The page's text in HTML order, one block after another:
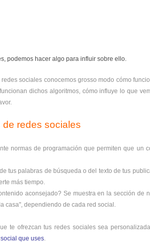
podemos hacer algo para influir sobre ello.
sociales conocemos grosso modo cómo
dichos algoritmos, cómo influye lo que
redes sociales
normas de programación que permiten que un
tus palabras de búsqueda o del texto de tus
más tiempo.
aconsejado? Se muestra en la sección de
casa", dependiendo de cada red social.
te ofrezcan tus redes sociales sea
que uses.